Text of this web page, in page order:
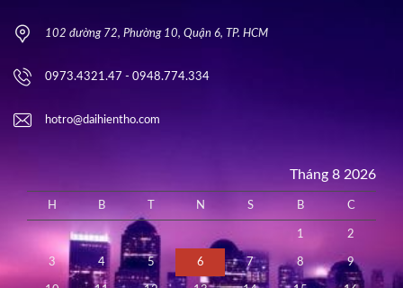
102 đường 72, Phường 10, Quận 6, TP. HCM
0973.4321.47 - 0948.774.334
hotro@daihientho.com
Tháng 8 2026
H B N S B C
1 2
3 4 5 6 7 8 9